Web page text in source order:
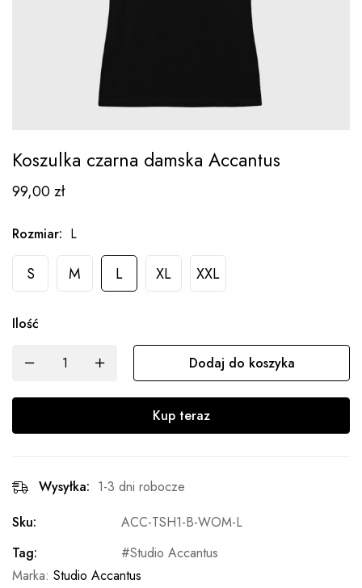
Koszulka czarna damska Accantus
99,00zł
Rozmiar: L
S M L XL XXL
Ilość
Dodaj do koszyka
Kup teraz
Wysyłka: 1-3 dni robocze
Sku:
ACC-TSH1-B-WOM-L
Tag:
Studio Accantus
Marka: Studio Accantus